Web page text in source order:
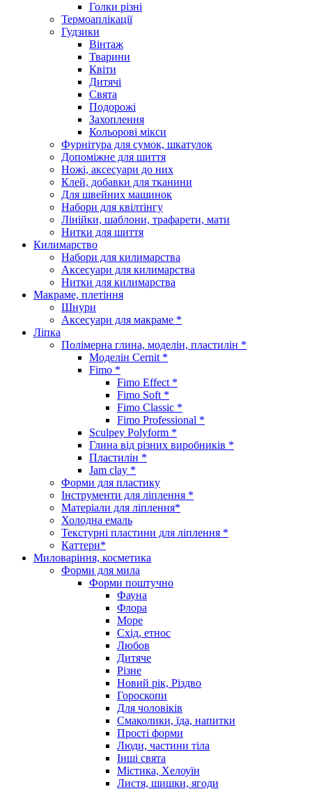
Голки різні
Термоаплікації
Гудзики
Вінтаж
Тварини
Квіти
Дитячі
Свята
Подорожі
Захоплення
Кольорові мікси
Фурнітура для сумок, шкатулок
Допоміжне для шиття
Ножі, аксесуари до них
Клей, добавки для тканини
Для швейних машинок
Набори для квілтінгу
Лінійки, шаблони, трафарети, мати
Нитки для шиття
Килимарство
Набори для килимарства
Аксесуари для килимарства
Нитки для килимарства
Макраме, плетіння
Шнури
Аксесуари для макраме *
Ліпка
Полімерна глина, моделін, пластилін *
Моделін Cernit *
Fimo *
Fimo Effect *
Fimo Soft *
Fimo Classic *
Fimo Professional *
Sculpey Polyform *
Глина від різних виробників *
Пластилін *
Jam clay *
Форми для пластику
Інструменти для ліплення *
Матеріали для ліплення*
Холодна емаль
Текстурні пластини для ліплення *
Каттери*
Миловаріння, косметика
Форми для мила
Форми поштучно
Фауна
Флора
Море
Схід, етнос
Любов
Дитяче
Різне
Новий рік, Різдво
Гороскопи
Для чоловіків
Смаколики, їда, напитки
Прості форми
Люди, частини тіла
Інші свята
Містика, Хелоуїн
Листя, шишки, ягоди